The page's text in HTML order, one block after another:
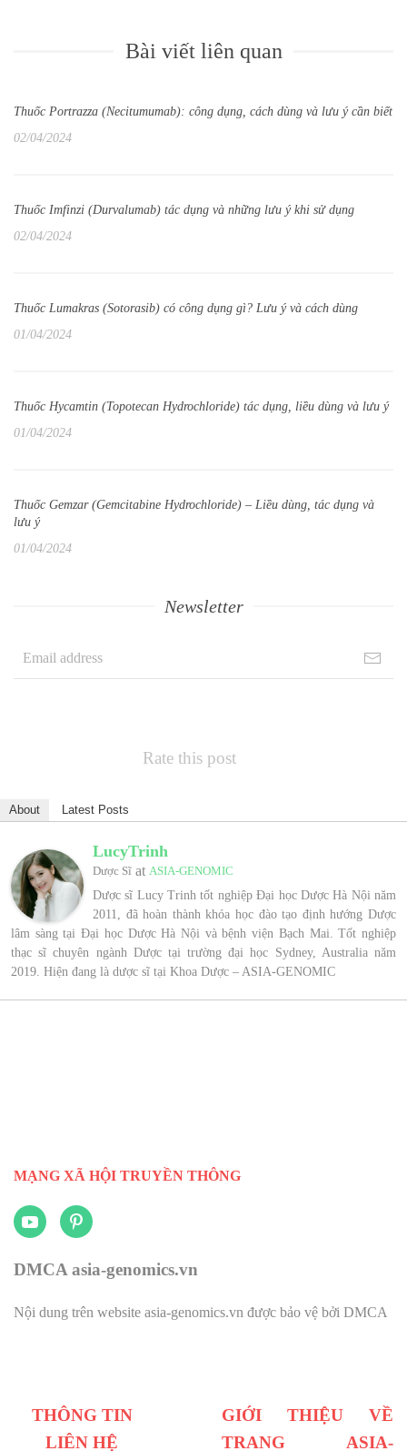
Bài viết liên quan
Thuốc Portrazza (Necitumumab): công dụng, cách dùng và lưu ý cần biết
02/04/2024
Thuốc Imfinzi (Durvalumab) tác dụng và những lưu ý khi sử dụng
02/04/2024
Thuốc Lumakras (Sotorasib) có công dụng gì? Lưu ý và cách dùng
01/04/2024
Thuốc Hycamtin (Topotecan Hydrochloride) tác dụng, liều dùng và lưu ý
01/04/2024
Thuốc Gemzar (Gemcitabine Hydrochloride) – Liều dùng, tác dụng và
lưu ý
01/04/2024
Newsletter
Rate this post
About Latest Posts
LucyTrinh
Dược Sĩ at ASIA-GENOMIC
Dược sĩ Lucy Trinh tốt nghiệp Đại học Dược Hà Nội năm
2011, đã hoàn thành khóa học đào tạo định hướng Dược
lâm sàng tại Đại học Dược Hà Nội và bệnh viện Bạch Mai. Tốt nghiệp
thạc sĩ chuyên ngành Dược tại trường đại học Sydney, Australia năm
2019. Hiện đang là dược sĩ tại Khoa Dược – ASIA-GENOMIC
MẠNG XÃ HỘI TRUYỀN THÔNG
DMCA asia-genomics.vn
Nội dung trên website asia-genomics.vn được bảo vệ bởi DMCA
THÔNG TIN
LIÊN HỆ
GIỚI THIỆU VỀ
TRANG ASIA-